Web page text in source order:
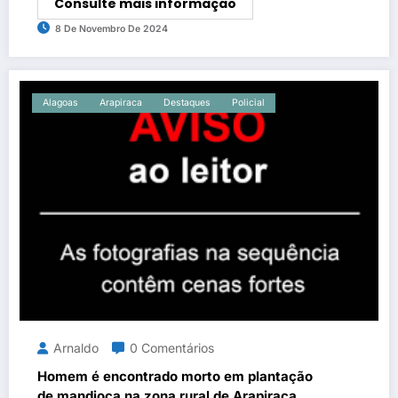
8 De Novembro De 2024
Alagoas Arapiraca Destaques Policial
Arnaldo 0 Comentários
Homem é encontrado morto em plantação